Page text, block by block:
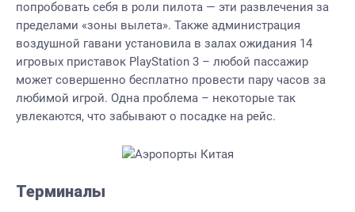
попробовать себя в роли пилота — эти развлечения за
пределами «зоны вылета». Также администрация
воздушной гавани установила в залах ожидания 14
игровых приставок PlayStation 3 – любой пассажир
может совершенно бесплатно провести пару часов за
любимой игрой. Одна проблема – некоторые так
увлекаются, что забывают о посадке на рейс.
Терминалы